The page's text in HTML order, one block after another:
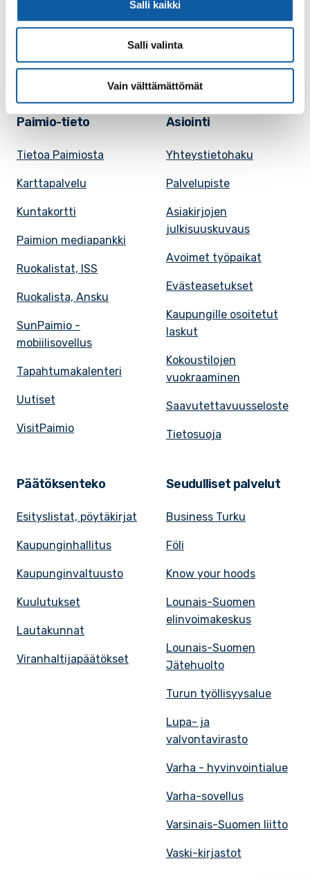
Salli kaikki
Salli valinta
Vain välttämättömät
FacebookInstagram
Paimio-tieto
Tietoa Paimiosta
Karttapalvelu
Kuntakortti
Paimion mediapankki
Ruokalistat, ISS
Ruokalista, Ansku
SunPaimio -
mobiilisovellus
Tapahtumakalenteri
Uutiset
VisitPaimio
Asiointi
Yhteystietohaku
Palvelupiste
Asiakirjojen
julkisuuskuvaus
Avoimet työpaikat
Evästeasetukset
Kaupungille osoitetut
laskut
Kokoustilojen
vuokraaminen
Saavutettavuusseloste
Tietosuoja
Päätöksenteko
Esityslistat, pöytäkirjat
Kaupunginhallitus
Kaupunginvaltuusto
Kuulutukset
Lautakunnat
Viranhaltijapäätökset
Seudulliset palvelut
Business Turku
Föli
Know your hoods
Lounais-Suomen
elinvoimakeskus
Lounais-Suomen
Jätehuolto
Turun työllisyysalue
Lupa- ja
valvontavirasto
Varha - hyvinvointialue
Varha-sovellus
Varsinais-Suomen liitto
Vaski-kirjastot